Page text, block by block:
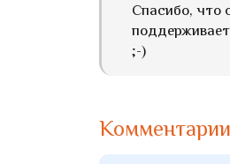
Спасибо, что
;-)
Комментарии